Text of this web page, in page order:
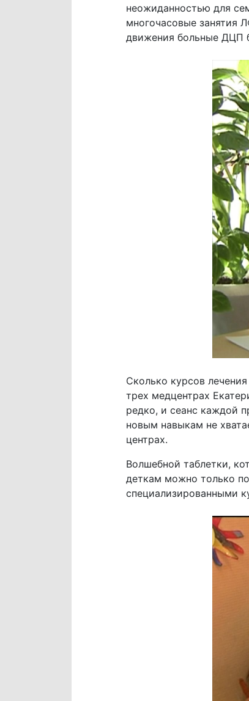
неожиданностью для
многочасовые занятия
движения больные ДЦП
Сколько курсов
трех медцентрах
редко, и сеанс каждой
новым навыкам не
центрах.
Волшебной таблетки,
деткам можно только
специализированными